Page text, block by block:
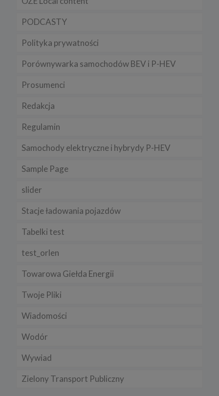
PODCASTY
Polityka prywatności
Porównywarka samochodów BEV i P-HEV
Prosumenci
Redakcja
Regulamin
Samochody elektryczne i hybrydy P-HEV
Sample Page
slider
Stacje ładowania pojazdów
Tabelki test
test_orlen
Towarowa Giełda Energii
Twoje Pliki
Wiadomości
Wodór
Wywiad
Zielony Transport Publiczny